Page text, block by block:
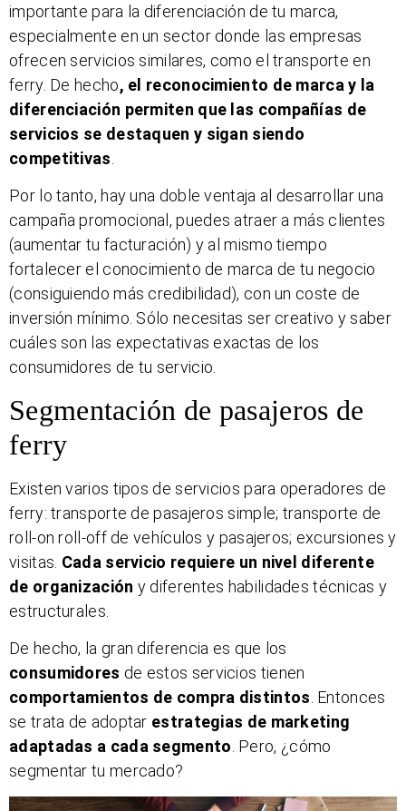
importante para la diferenciación de tu marca,
especialmente en un sector donde las empresas
ofrecen servicios similares, como el transporte en
ferry. De hecho, el reconocimiento de marca y la
diferenciación permiten que las compañías de
servicios se destaquen y sigan siendo
competitivas
Por lo tanto, hay una doble ventaja al desarrollar una
campaña promocional, puedes atraer a más clientes
(aumentar tu facturación) y al mismo tiempo
fortalecer el conocimiento de marca de tu negocio
(consiguiendo más credibilidad), con un coste de
inversión mínimo. Sólo necesitas ser creativo y saber
cuáles son las expectativas exactas de los
consumidores de tu servicio.
Segmentación de pasajeros de
ferry
Existen varios tipos de servicios para operadores de
ferry: transporte de pasajeros simple; transporte de
roll-on roll-off de vehículos y pasajeros; excursiones y
visitas. Cada servicio requiere un nivel diferente
de organización y diferentes habilidades técnicas y
estructurales.
De hecho, la gran diferencia es que los
consumidores de estos servicios tienen
comportamientos de compra distintos . Entonces
se trata de adoptar estrategias de marketing
adaptadas a cada segmento . Pero, ¿cómo
segmentar tu mercado?